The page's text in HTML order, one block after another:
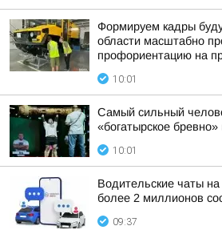
Формируем кадры
области масштабно
профориентацию на
10:01
Самый сильный
«богатырское
10:01
Водительские чаты
более 2 миллионов
09:37